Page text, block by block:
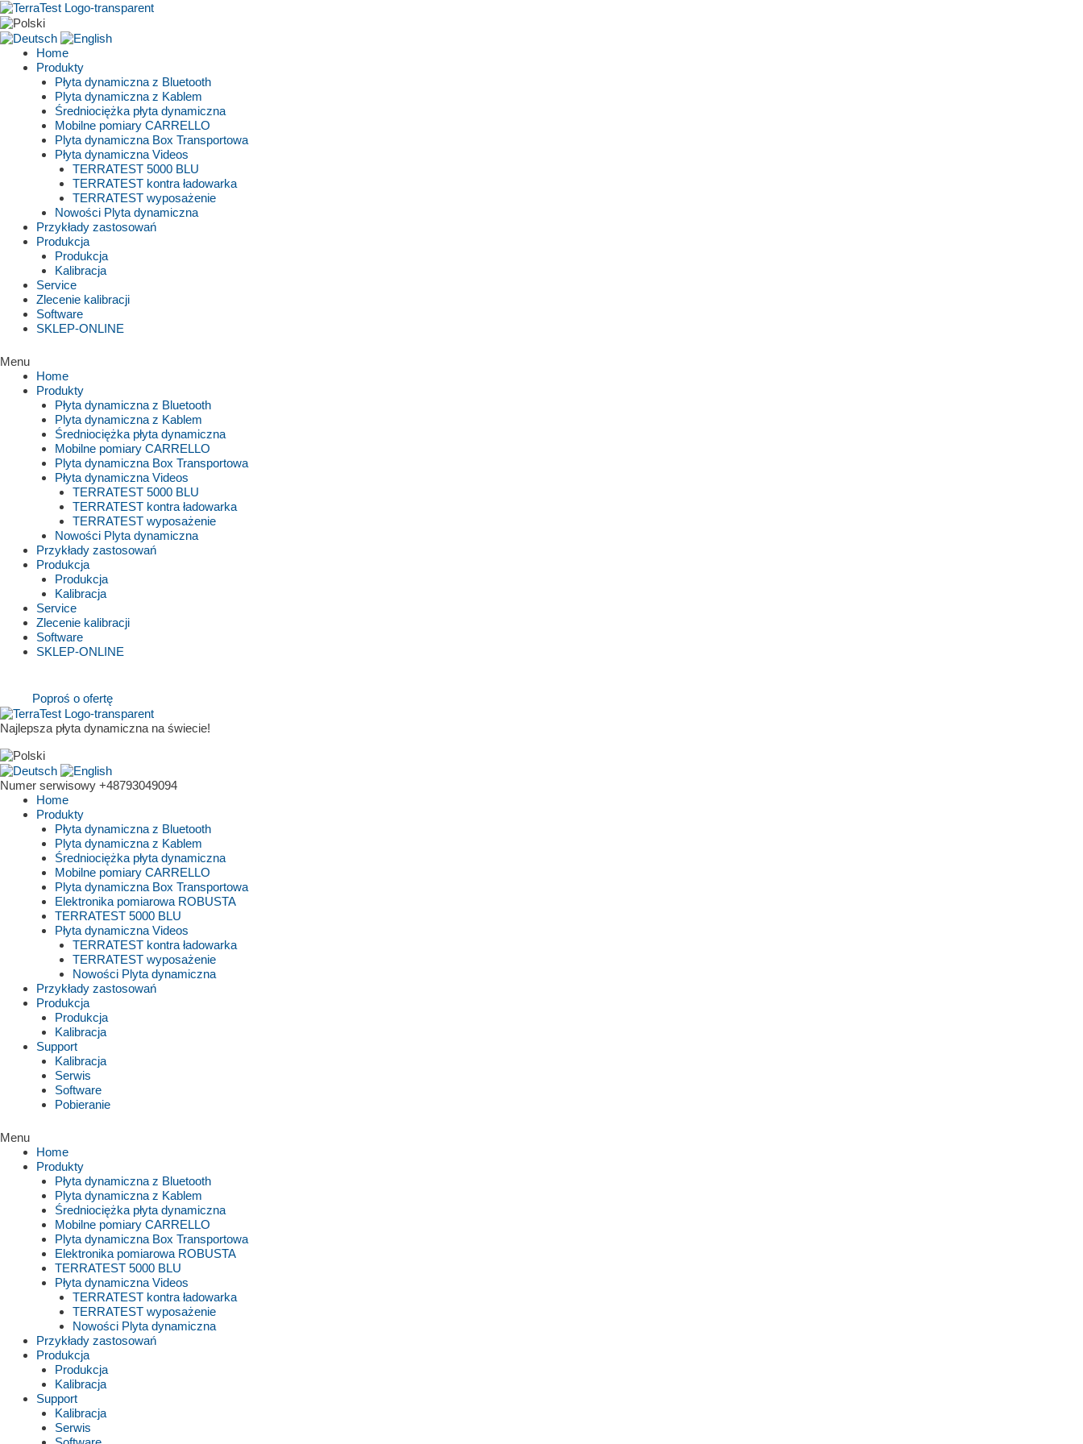
Skip
to
content
Home
Produkty
Płyta dynamiczna z Bluetooth
Plyta dynamiczna z Kablem
Średniociężka płyta dynamiczna
Mobilne pomiary CARRELLO
Plyta dynamiczna Box Transportowa
Płyta dynamiczna Videos
TERRATEST 5000 BLU
TERRATEST kontra ładowarka
TERRATEST wyposażenie
Nowości Plyta dynamiczna
Przykłady zastosowań
Produkcja
Produkcja
Kalibracja
Service
Zlecenie kalibracji
Software
SKLEP-ONLINE
Menu
Home
Produkty
Płyta dynamiczna z Bluetooth
Plyta dynamiczna z Kablem
Średniociężka płyta dynamiczna
Mobilne pomiary CARRELLO
Plyta dynamiczna Box Transportowa
Płyta dynamiczna Videos
TERRATEST 5000 BLU
TERRATEST kontra ładowarka
TERRATEST wyposażenie
Nowości Plyta dynamiczna
Przykłady zastosowań
Produkcja
Produkcja
Kalibracja
Service
Zlecenie kalibracji
Software
SKLEP-ONLINE
Poproś o ofertę
Najlepsza płyta dynamiczna na świecie!
Numer serwisowy +48793049094
Home
Produkty
Płyta dynamiczna z Bluetooth
Plyta dynamiczna z Kablem
Średniociężka płyta dynamiczna
Mobilne pomiary CARRELLO
Plyta dynamiczna Box Transportowa
Elektronika pomiarowa ROBUSTA
TERRATEST 5000 BLU
Płyta dynamiczna Videos
TERRATEST kontra ładowarka
TERRATEST wyposażenie
Nowości Plyta dynamiczna
Przykłady zastosowań
Produkcja
Produkcja
Kalibracja
Support
Kalibracja
Serwis
Software
Pobieranie
Menu
Home
Produkty
Płyta dynamiczna z Bluetooth
Plyta dynamiczna z Kablem
Średniociężka płyta dynamiczna
Mobilne pomiary CARRELLO
Plyta dynamiczna Box Transportowa
Elektronika pomiarowa ROBUSTA
TERRATEST 5000 BLU
Płyta dynamiczna Videos
TERRATEST kontra ładowarka
TERRATEST wyposażenie
Nowości Plyta dynamiczna
Przykłady zastosowań
Produkcja
Produkcja
Kalibracja
Support
Kalibracja
Serwis